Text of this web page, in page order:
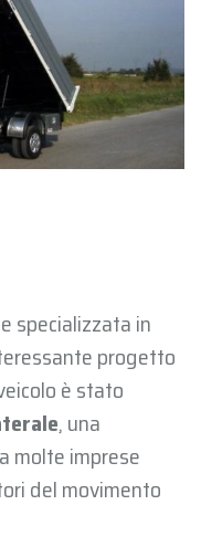
specializzata in
progetto
è stato
, una
molte imprese
del movimento